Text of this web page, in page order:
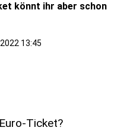
könnt ihr aber schon
13:45
Ticket?